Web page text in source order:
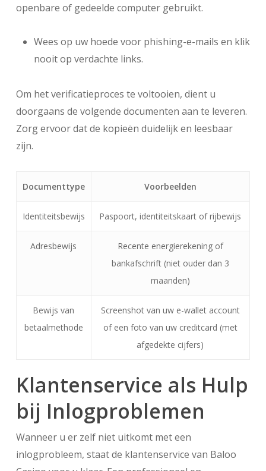
openbare of gedeelde computer gebruikt.
Wees op uw hoede voor phishing-e-mails en klik
nooit op verdachte links.
Om het verificatieproces te voltooien, dient u
doorgaans de volgende documenten aan te leveren.
Zorg ervoor dat de kopieën duidelijk en leesbaar
zijn.
Documenttype Voorbeelden
Identiteitsbewijs Paspoort, identiteitskaart of rijbewijs
Adresbewijs
Recente energierekening of
bankafschrift (niet ouder dan 3
maanden)
Bewijs van
betaalmethode
Screenshot van uw e-wallet account
of een foto van uw creditcard (met
afgedekte cijfers)
Klantenservice als Hulp
bij Inlogproblemen
Wanneer u er zelf niet uitkomt met een
inlogprobleem, staat de klantenservice van Baloo